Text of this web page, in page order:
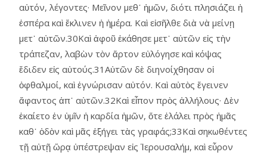
αὐτόν, λέγοντες· Μεῖνον μεθ᾿ ἡμῶν, διότι πλησιάζει ἡ
ἑσπέρα καὶ ἔκλινεν ἡ ἡμέρα. Καὶ εἰσῆλθε διὰ νὰ μείνῃ
μετ᾿ αὐτῶν.30Καὶ ἀφοῦ ἐκάθησε μετ᾿ αὐτῶν εἰς τὴν
τράπεζαν, λαβὼν τὸν ἄρτον εὐλόγησε καὶ κόψας
ἔδιδεν εἰς αὐτούς.31Αὐτῶν δὲ διηνοίχθησαν οἱ
ὀφθαλμοί, καὶ ἐγνώρισαν αὐτόν. Καὶ αὐτὸς ἔγεινεν
ἄφαντος ἀπ᾿ αὐτῶν.32Καὶ εἶπον πρὸς ἀλλήλους· Δὲν
ἐκαίετο ἐν ὑμῖν ἡ καρδία ἡμῶν, ὅτε ἐλάλει πρὸς ἡμᾶς
καθ᾿ ὁδὸν καὶ μᾶς ἐξήγει τὰς γραφάς;33Καὶ σηκωθέντες
τῇ αὐτῇ ὥρᾳ ὑπέστρεψαν εἰς Ἱερουσαλήμ, καὶ εὗρον